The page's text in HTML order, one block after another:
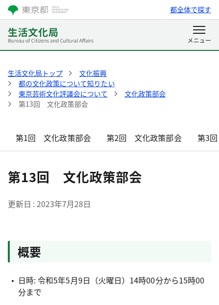
都全体で探す
生活文化局トップ
文化振興
都の文化政策について知りたい
東京芸術文化評議会について
文化政策部会
第13回 文化政策部会
第1回 文化政策部会 第2回 文化政策部会 第3
第13回 文化政策部会
更新日 2023年7月28日
概要
日時: 令和5年5月9日（火曜日）14時00分から15時00
分まで